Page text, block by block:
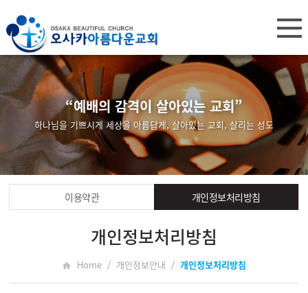
“예배의 감격이 살아있는 교회”
하나님을 기쁘시게 세상을 아름답게, 살아있는 교회, 살리는 성도
이용약관 개인정보처리방침
개인정보처리방침
Home / 개인정보안내 / 개인정보처리방침